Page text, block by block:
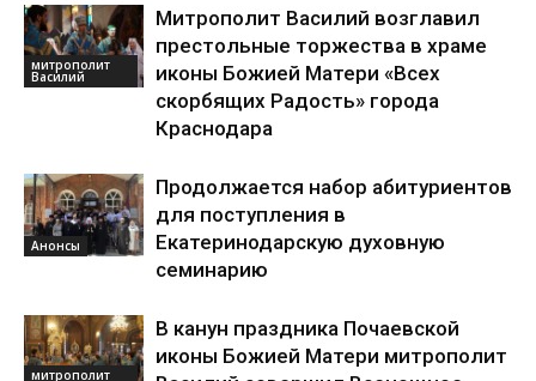
митрополит
Василий
Митрополит Василий возглавил
престольные торжества в храме
иконы Божией Матери «Всех
скорбящих Радость» города
Краснодара
Анонсы
Продолжается набор абитуриентов
для поступления в
Екатеринодарскую духовную
семинарию
митрополит
В канун праздника Почаевской
иконы Божией Матери митрополит